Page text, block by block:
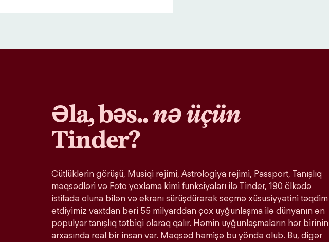
Əla, bəs..nə üçün
Tinder?
Cütlüklərin görüşü, Musiqi rejimi, Astrologiya rejimi, Passport, Tanışlıq
məqsədləri və Foto yoxlama kimi funksiyaları ilə Tinder, 190 ölkədə
istifadə oluna bilən və ekranı sürüşdürərək seçmə xüsusiyyətini təqdim
etdiyimiz vaxtdan bəri 55 milyarddan çox uyğunlaşma ilə dünyanın ən
populyar tanışlıq tətbiqi olaraq qalır. Həmin uyğunlaşmaların hər birinin
arxasında real bir insan var. Məqsəd həmişə bu yöndə olub. Bu, digər